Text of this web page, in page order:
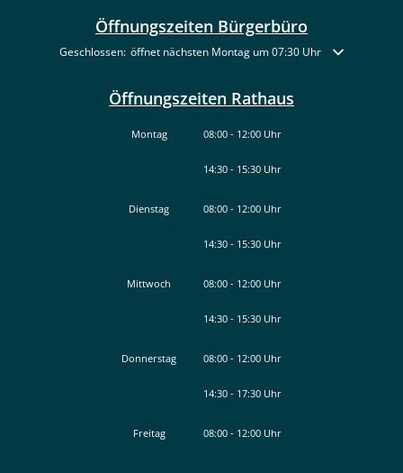
Öffnungszeiten Bürgerbüro
Klicken, um weitere Öffnungs- oder Schließzeiten auszublenden
Geschlossen: öffnet nächsten Montag um 07:30 Uhr
Öffnungszeiten Rathaus
Montag 08:00- 12:00Uhr
Von 08:00 bis 12:00 Uhr
14:30- 15:30Uhr
Von 14:30 bis 15:30 Uhr
Dienstag 08:00- 12:00Uhr
Von 08:00 bis 12:00 Uhr
14:30- 15:30Uhr
Von 14:30 bis 15:30 Uhr
Mittwoch 08:00- 12:00Uhr
Von 08:00 bis 12:00 Uhr
14:30- 15:30Uhr
Von 14:30 bis 15:30 Uhr
Donnerstag 08:00- 12:00Uhr
Von 08:00 bis 12:00 Uhr
14:30- 17:30Uhr
Von 14:30 bis 17:30 Uhr
Freitag 08:00- 12:00Uhr